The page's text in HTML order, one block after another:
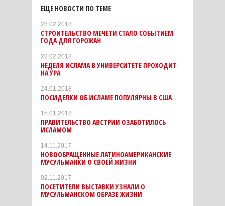
ЕЩЕ НОВОСТИ ПО ТЕМЕ
28.02.2018
СТРОИТЕЛЬСТВО МЕЧЕТИ СТАЛО СОБЫТИЕМ
ГОДА ДЛЯ ГОРОЖАН
22.02.2018
НЕДЕЛЯ ИСЛАМА В УНИВЕРСИТЕТЕ ПРОХОДИТ
НА УРА
24.01.2018
ПОСИДЕЛКИ ОБ ИСЛАМЕ ПОПУЛЯРНЫ В США
15.01.2018
ПРАВИТЕЛЬСТВО АВСТРИИ ОЗАБОТИЛОСЬ
ИСЛАМОМ
14.11.2017
НОВООБРАЩЕННЫЕ ЛАТИНОАМЕРИКАНСКИЕ
МУСУЛЬМАНКИ О СВОЕЙ ЖИЗНИ
02.11.2017
ПОСЕТИТЕЛИ ВЫСТАВКИ УЗНАЛИ О
МУСУЛЬМАНСКОМ ОБРАЗЕ ЖИЗНИ